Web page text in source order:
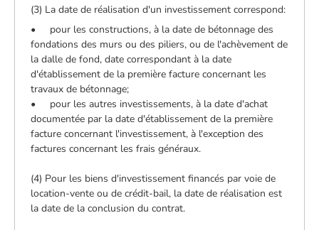
(3) La date de réalisation d'un investissement correspond:
• pour les constructions, à la date de bétonnage des
fondations des murs ou des piliers, ou de l'achèvement de
la dalle de fond, date correspondant à la date
d'établissement de la première facture concernant les
travaux de bétonnage;
• pour les autres investissements, à la date d'achat
documentée par la date d'établissement de la première
facture concernant l'investissement, à l'exception des
factures concernant les frais généraux.
(4) Pour les biens d'investissement financés par voie de
location-vente ou de crédit-bail, la date de réalisation est
la date de la conclusion du contrat.